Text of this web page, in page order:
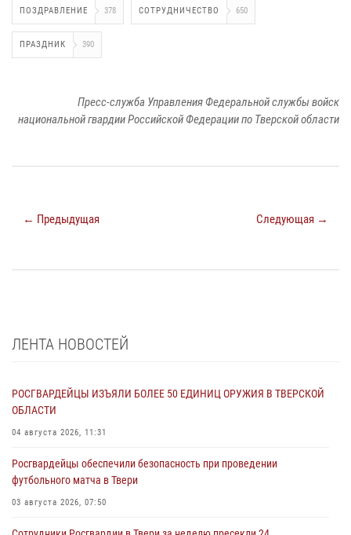
ПОЗДРАВЛЕНИЕ 378 СОТРУДНИЧЕСТВО 650
ПРАЗДНИК 390
Пресс-служба Управления Федеральной службы войск
национальной гвардии Российской Федерации по Тверской области
← Предыдущая Следующая →
ЛЕНТА НОВОСТЕЙ
РОСГВАРДЕЙЦЫ ИЗЪЯЛИ БОЛЕЕ 50 ЕДИНИЦ ОРУЖИЯ В ТВЕРСКОЙ
ОБЛАСТИ
04 августа 2026, 11:31
Росгвардейцы обеспечили безопасность при проведении
футбольного матча в Твери
03 августа 2026, 07:50